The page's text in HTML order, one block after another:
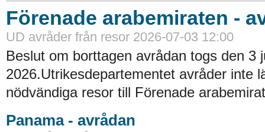
Förenade arabemiraten -
UD avråder från resor 2026-07-03 12:00
Beslut om borttagen avrådan togs den 3
2026.Utrikesdepartementet avråder inte
nödvändiga resor till Förenade
Panama - avrådan